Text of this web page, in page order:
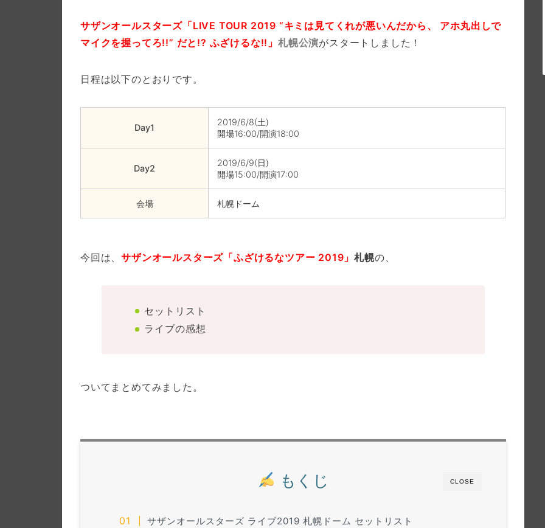
サザンオールスターズ「LIVE TOUR 2019 “キミは見てくれが悪いんだから、 アホ丸出しで
マイクを握ってろ!!” だと!? ふざけるな!!」 札幌公演がスタートしました！
日程は以下のとおりです。
Day1
2019/6/8(土)
開場16:00/開演18:00
Day2
2019/6/9(日)
開場15:00/開演17:00
会場 札幌ドーム
今回は、サザンオールスターズ「ふざけるなツアー 2019」札幌の、
セットリスト
ライブの感想
ついてまとめてみました。
CLOSE
もくじ
サザンオールスターズ ライブ2019 札幌ドーム セットリスト